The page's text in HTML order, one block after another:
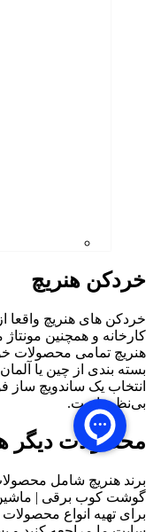
خردکن هنریچ
خردکن های هنریچ واقعا
کارخانه و همچنین
هنریچ تمامی محصولات
بسته بندی از چین یا
انتخاب یک ساندویچ ساز
بی‌نظیر است.
محصولات دیگر
برند هنریچ شامل
گوشت کوب برقی |
برای تهیه انواع محصولات